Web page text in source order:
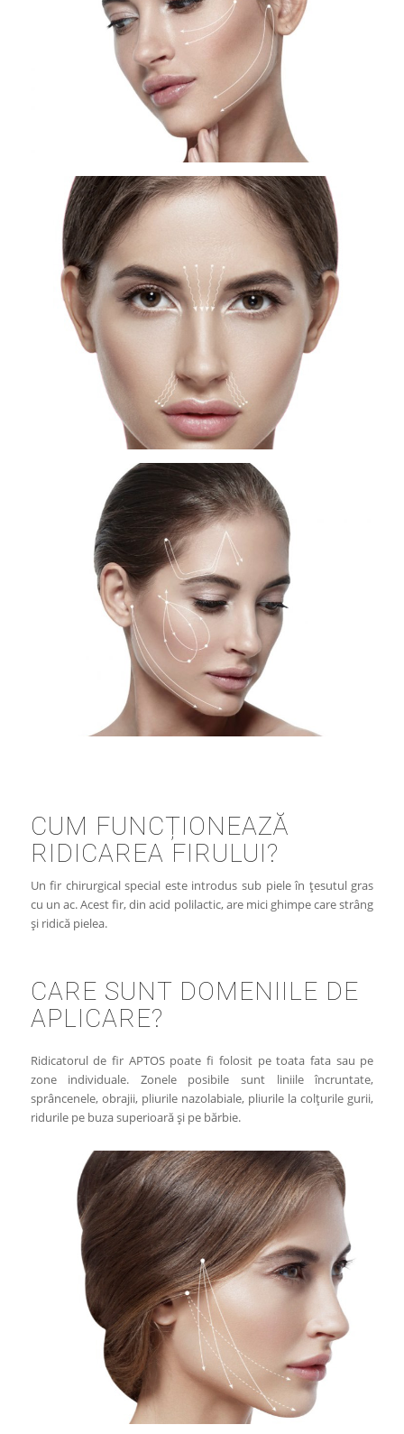
CUM FUNCȚIONEAZĂ
RIDICAREA FIRULUI?
Un fir chirurgical special este introdus sub piele în țesutul gras
cu un ac. Acest fir, din acid polilactic, are mici ghimpe care strâng
și ridică pielea.
CARE SUNT DOMENIILE DE
APLICARE?
Ridicatorul de fir APTOS poate fi folosit pe toata fata sau pe
zone individuale. Zonele posibile sunt liniile încruntate,
sprâncenele, obrajii, pliurile nazolabiale, pliurile la colțurile gurii,
ridurile pe buza superioară și pe bărbie.